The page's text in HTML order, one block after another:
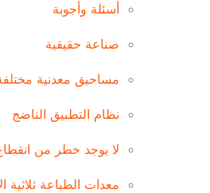
أسئلة وأجوبة
صناعة حقيقية
مساحيق معدنية
نظام التطبيق الناضج
لا يوجد خطر من
معدات الطباعة ثلاثية